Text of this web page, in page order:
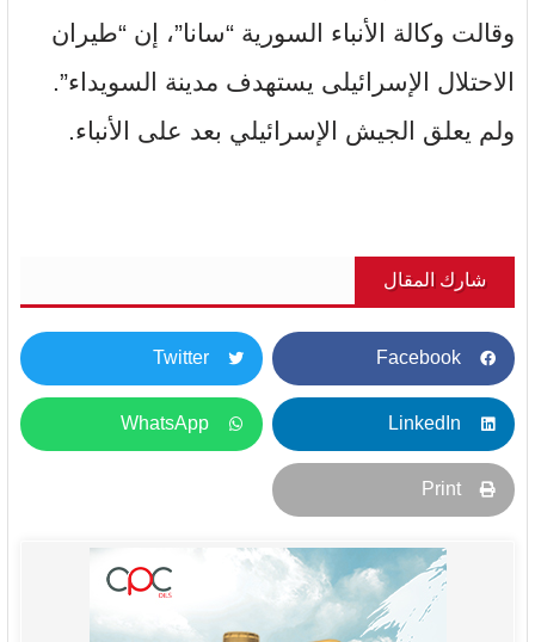
وقالت وكالة الأنباء السورية “سانا”، إن “طيران
الاحتلال الإسرائيلى يستهدف مدينة السويداء”.
ولم يعلق الجيش الإسرائيلي بعد على الأنباء.
شارك المقال
Facebook
Twitter
LinkedIn
WhatsApp
Print